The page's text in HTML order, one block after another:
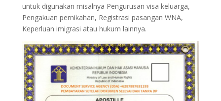
untuk digunakan misalnya Pengurusan visa keluarga,
Pengakuan pernikahan, Registrasi pasangan WNA,
Keperluan imigrasi atau hukum lainnya.